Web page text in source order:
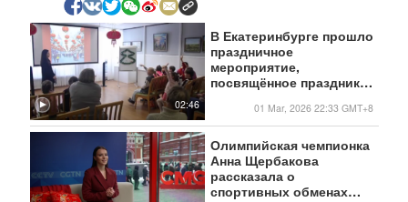
02:46
В Екатеринбурге прошло
праздничное
мероприятие,
посвящённое празднику
01 Mar, 2026 22:33 GMT+8
Олимпийская чемпионка
Анна Щербакова
рассказала о
спортивных обменах